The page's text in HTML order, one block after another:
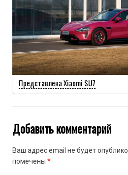
Представлена Xiaomi SU7
Добавить комментарий
Ваш адрес email не будет
помечены *